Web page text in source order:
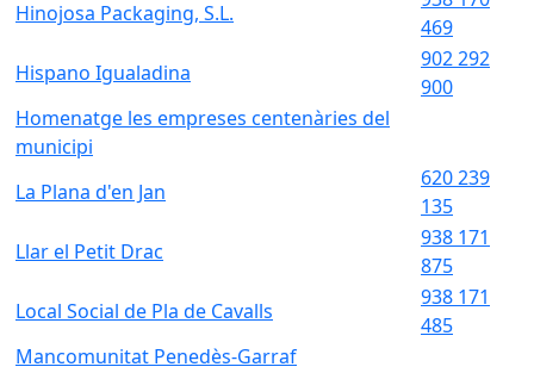
Hinojosa Packaging, S.L.
469
Hispano Igualadina
902 292
900
Homenatge les empreses centenàries del
municipi
La Plana d'en Jan
620 239
135
Llar el Petit Drac
938 171
875
Local Social de Pla de Cavalls
938 171
485
Mancomunitat Penedès-Garraf